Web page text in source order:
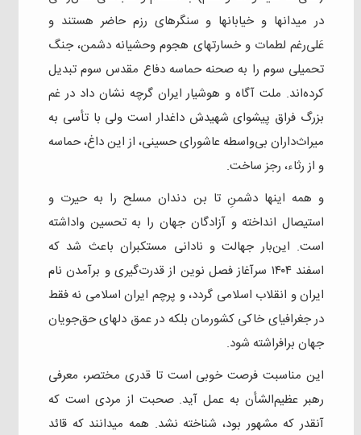
در میدانها و خیابانها و سنگرهای رزم حاضر هستند و
عَلی‌رغم لطمات و خسارتهای هجوم وحشیانه دشمن، جنگ
تحمیلی سوم را به صحنه حماسه دفاع مقدس سوم تبدیل
کرده‌اند. ملت آگاه و هوشیار ایران گرچه نشان داد در غم
بزرگ فراق پیشوای شهیدش داغدار است ولی با تأسی به
میراث‌داران بی‌واسطه عاشورای حسینی، از این داغ، حماسه
و از رثاء، رجز ساخت.
و همه اینها دشمنِ تا بن دندان مسلح را به حیرت و
استیصال انداخته و آزادگان جهان را به تحسین واداشته
است. این‌بار جهالت و نادانی مستکبران باعث شد که
اسفند ۱۴۰۴ سرآغاز فصل نوین از قدرت‌گیری و برآمدن نام
ایران و انقلاب اسلامی گردد، و پرچم ایران اسلامی نه فقط
در جغرافیای خاکی کشورمان بلکه در عمق دلهای حق‌جویان
جهان برافراشته شود.
این مناسبت فرصت خوبی است تا قدری مختصر، معرفی
رهبر عظیم‌الشأن به عمل آید. صحبت از مردی است که
آنقدر که مشهور بود، شناخته نشد. همه میدانند که قائد